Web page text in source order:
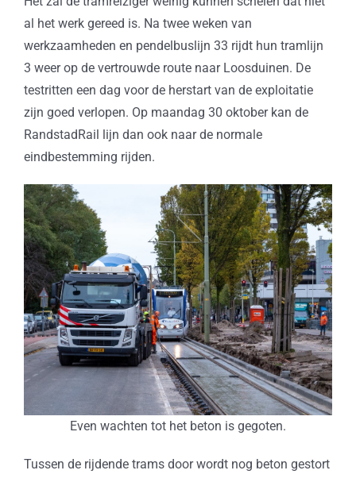
al het werk gereed is. Na twee weken van
werkzaamheden en pendelbuslijn 33 rijdt hun tramlijn
3 weer op de vertrouwde route naar Loosduinen. De
testritten een dag voor de herstart van de exploitatie
zijn goed verlopen. Op maandag 30 oktober kan de
RandstadRail lijn dan ook naar de normale
eindbestemming rijden.
Even wachten tot het beton is gegoten.
Tussen de rijdende trams door wordt nog beton gestort